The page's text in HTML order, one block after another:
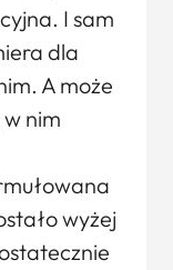
I sam
dla
A może
nim
wyżej